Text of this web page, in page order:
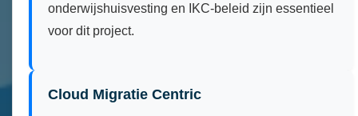
onderwijshuisvesting en IKC-beleid zijn essentieel
voor dit project.
Cloud Migratie Centric